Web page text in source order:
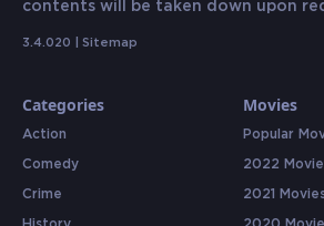
contents will be taken down upon
3.4.020 | Sitemap
Categories
Action
Comedy
Crime
Movies
Popular
2022
2021